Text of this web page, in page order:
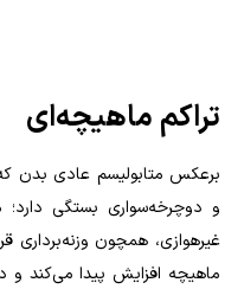
تراکم ماهیچه‌ای
برعکس متابولیسم عادی بدن
و دوچرخه‌سواری بستگی دارد؛
غیرهوازی، همچون وزنه‌برداری
ماهیچه افزایش پیدا می‌کند و